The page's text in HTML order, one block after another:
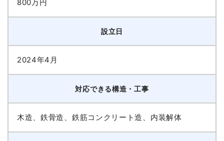
800万円
設立日
2024年4月
対応できる構造・工事
木造、鉄骨造、鉄筋コンクリート造、内装解体